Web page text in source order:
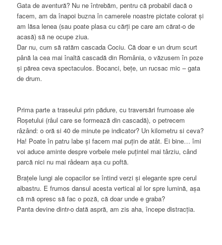
Gata de aventură? Nu ne întrebăm, pentru că probabil dacă o
facem, am da înapoi buzna în camerele noastre pictate colorat și
am lăsa lenea (sau poate plasa cu cărți pe care am cărat-o de
acasă) să ne ocupe ziua.
Dar nu, cum să ratăm cascada Cociu. Că doar e un drum scurt
până la cea mai înaltă cascadă din România, o văzusem în poze
și părea ceva spectaculos. Bocanci, bețe, un rucsac mic – gata
de drum.
Prima parte a traseului prin pădure, cu traversări frumoase ale
Roșetului (râul care se formează din cascadă), o petrecem
râzând: o oră si 40 de minute pe indicator? Un kilometru si ceva?
Ha! Poate în patru labe și facem mai puțin de atât. Ei bine… îmi
voi aduce aminte despre vorbele mele puțintel mai târziu, când
parcă nici nu mai râdeam așa cu poftă.
Brațele lungi ale copacilor se întind verzi și elegante spre cerul
albastru. E frumos dansul acesta vertical al lor spre lumină, așa
că mă opresc să fac o poză, că doar unde e graba?
Panta devine dintr-o dată aspră, am zis aha, începe distracția.